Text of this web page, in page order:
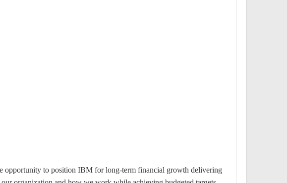
opportunity to position IBM for long-term financial growth delivering